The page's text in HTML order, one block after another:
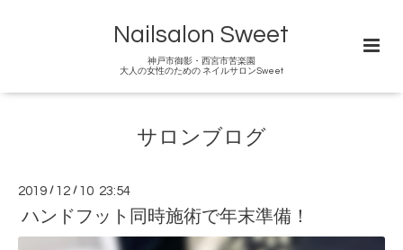
Nailsalon Sweet
神戸市御影・西宮市苦楽園
大人の女性のための ネイルサロンSweet
サロンブログ
2019 / 12 / 10 23:54
ハンドフット同時施術で年末準備！